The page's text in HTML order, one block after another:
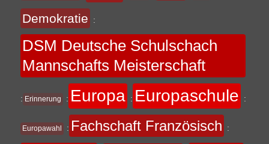
Demokratie :
DSM Deutsche Schulschach
Mannschafts Meisterschaft
: Erinnerung : Europa : Europaschule :
Europawahl : Fachschaft Französisch :